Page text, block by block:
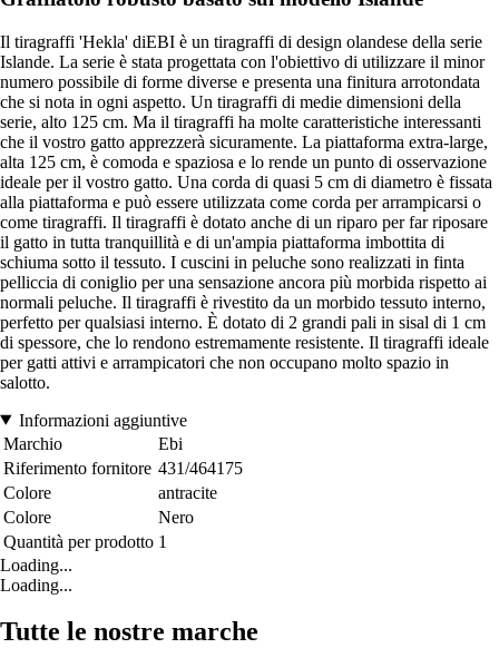
Il tiragraffi 'Hekla' diEBI è un tiragraffi di design olandese della serie
Islande. La serie è stata progettata con l'obiettivo di utilizzare il minor
numero possibile di forme diverse e presenta una finitura arrotondata
che si nota in ogni aspetto. Un tiragraffi di medie dimensioni della
serie, alto 125 cm. Ma il tiragraffi ha molte caratteristiche interessanti
che il vostro gatto apprezzerà sicuramente. La piattaforma extra-large,
alta 125 cm, è comoda e spaziosa e lo rende un punto di osservazione
ideale per il vostro gatto. Una corda di quasi 5 cm di diametro è fissata
alla piattaforma e può essere utilizzata come corda per arrampicarsi o
come tiragraffi. Il tiragraffi è dotato anche di un riparo per far riposare
il gatto in tutta tranquillità e di un'ampia piattaforma imbottita di
schiuma sotto il tessuto. I cuscini in peluche sono realizzati in finta
pelliccia di coniglio per una sensazione ancora più morbida rispetto ai
normali peluche. Il tiragraffi è rivestito da un morbido tessuto interno,
perfetto per qualsiasi interno. È dotato di 2 grandi pali in sisal di 1 cm
di spessore, che lo rendono estremamente resistente. Il tiragraffi ideale
per gatti attivi e arrampicatori che non occupano molto spazio in
salotto.
Informazioni aggiuntive
Marchio
Ebi
Riferimento fornitore 431/464175
Colore
antracite
Colore
Nero
Quantità per prodotto 1
Loading...
Loading...
Tutte le nostre marche